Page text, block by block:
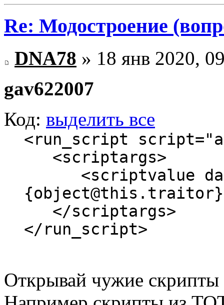
Re: Модостроение
DNA78 » 18 янв 2020,
gav622007
Код: выделить все
<run_script
<scriptargs>
<scriptvalue
</scriptargs>
</run_script>
Открывай чужие скрипты